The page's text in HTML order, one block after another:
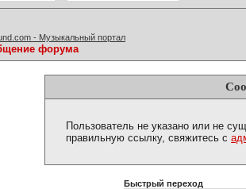
- Музыкальный портал
форума
Пользователь не указано или не
правильную ссылку, свяжитесь с
Быстрый переход